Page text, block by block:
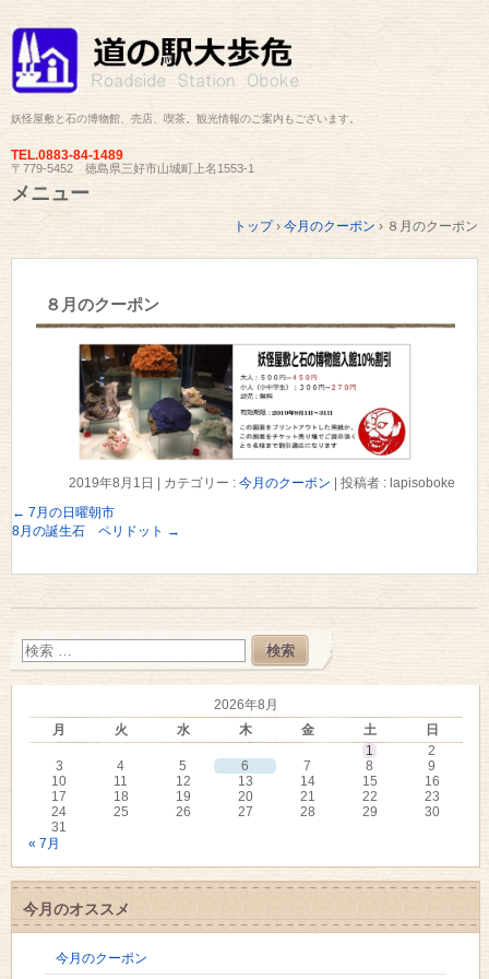
妖怪屋敷と石の博物館、売店、喫茶。観光情報のご案内もございます。
TEL.0883-84-1489
〒779-5452 徳島県三好市山城町上名1553-1
メニュー
トップ › 今月のクーポン › ８月のクーポン
８月のクーポン
2019年8月1日 | カテゴリー : 今月のクーポン | 投稿者 : lapisoboke
← 7月の日曜朝市
8月の誕生石 ペリドット →
2026年8月
月
火 水 木 金 土
日
1
2
3
4 5 6 7 8
9
10
11 12 13 14 15
16
17
18 19 20 21 22
23
24
25 26 27 28 29
30
31
« 7月
今月のオススメ
今月のクーポン